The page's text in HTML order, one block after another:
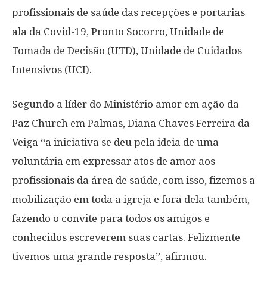
profissionais de saúde das recepções e portarias
ala da Covid-19, Pronto Socorro, Unidade de
Tomada de Decisão (UTD), Unidade de Cuidados
Intensivos (UCI).
Segundo a líder do Ministério amor em ação da
Paz Church em Palmas, Diana Chaves Ferreira da
Veiga “a iniciativa se deu pela ideia de uma
voluntária em expressar atos de amor aos
profissionais da área de saúde, com isso, fizemos a
mobilização em toda a igreja e fora dela também,
fazendo o convite para todos os amigos e
conhecidos escreverem suas cartas. Felizmente
tivemos uma grande resposta”, afirmou.